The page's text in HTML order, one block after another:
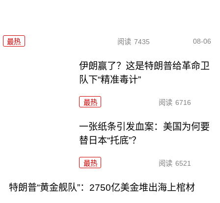
最热 阅读 7435 08-06
伊朗赢了？这是特朗普给革命卫
队下“精准毒计”
最热 阅读 6716
一张纸条引发血案：美国为何要
替日本“托底”？
最热 阅读 6521
特朗普“黄金舰队”：2750亿美金堆出海上棺材